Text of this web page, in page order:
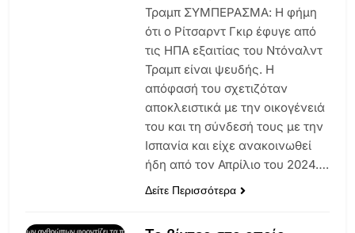
Τραμπ ΣΥΜΠΕΡΑΣΜΑ: Η φήμη
ότι ο Ρίτσαρντ Γκιρ έφυγε από
τις ΗΠΑ εξαιτίας του Ντόναλντ
Τραμπ είναι ψευδής. Η
απόφασή του σχετιζόταν
αποκλειστικά με την οικογένειά
του και τη σύνδεσή τους με την
Ισπανία και είχε ανακοινωθεί
ήδη από τον Απρίλιο του 2024….
Δείτε Περισσότερα